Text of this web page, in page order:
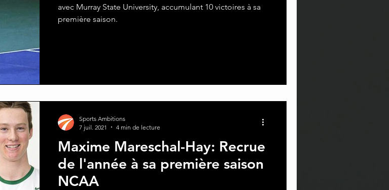
avec Murray State University, accumulant 10 victoires à sa
première saison.
Maxime Mareschal-Hay: Recrue
de l'année à sa première saison
NCAA
Sports Ambitions
7 juil. 2021
4 min de lecture